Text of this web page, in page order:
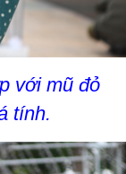
với mũ đỏ
tính.